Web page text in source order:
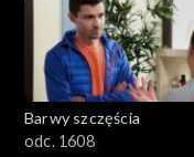
Barwy szczęścia
odc. 1608